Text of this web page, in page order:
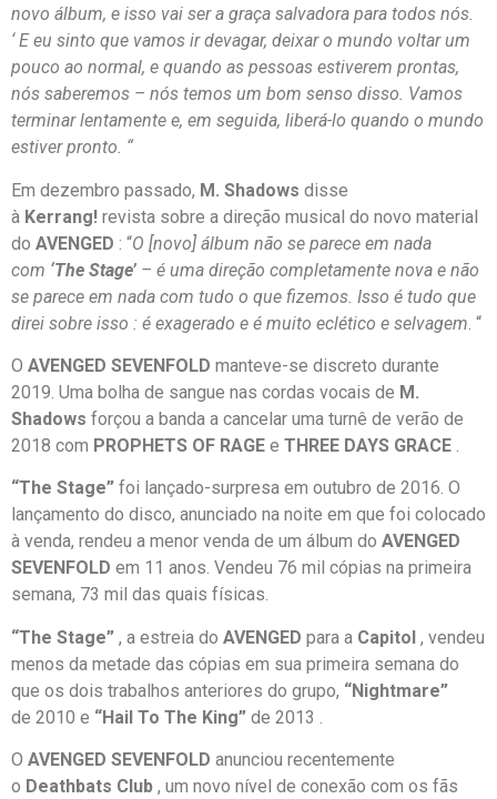
novo álbum, e isso vai ser a graça salvadora para todos nós.
‘ E eu sinto que vamos ir devagar, deixar o mundo voltar um
pouco ao normal, e quando as pessoas estiverem prontas,
nós saberemos – nós temos um bom senso disso. Vamos
terminar lentamente e, em seguida, liberá-lo quando o mundo
estiver pronto. “
Em dezembro passado, M. Shadows disse
à Kerrang! revista sobre a direção musical do novo material
do AVENGED : “O [novo] álbum não se parece em nada
com ‘The Stage’ – é uma direção completamente nova e não
se parece em nada com tudo o que fizemos. Isso é tudo que
direi sobre isso : é exagerado e é muito eclético e selvagem . “
O AVENGED SEVENFOLD manteve-se discreto durante
2019. Uma bolha de sangue nas cordas vocais de M.
Shadows forçou a banda a cancelar uma turnê de verão de
2018 com PROPHETS OF RAGE e THREE DAYS GRACE .
“The Stage” foi lançado-surpresa em outubro de 2016. O
lançamento do disco, anunciado na noite em que foi colocado
à venda, rendeu a menor venda de um álbum do AVENGED
SEVENFOLD em 11 anos. Vendeu 76 mil cópias na primeira
semana, 73 mil das quais físicas.
“The Stage” , a estreia do AVENGED para a Capitol , vendeu
menos da metade das cópias em sua primeira semana do
que os dois trabalhos anteriores do grupo, “Nightmare”
de 2010 e “Hail To The King” de 2013 .
O AVENGED SEVENFOLD anunciou recentemente
o Deathbats Club , um novo nível de conexão com os fãs